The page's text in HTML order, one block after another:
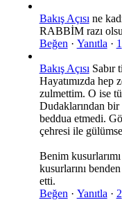
Bakış Açısı ne
RABBİM razı
Beğen · Yanıtla · 1
Bakış Açısı Sabır
Hayatımızda hep
zulmettim. O ise
Dudaklarından bir
beddua etmedi.
çehresi ile
Benim
kusurlarını
etti.
Beğen · Yanıtla · 2